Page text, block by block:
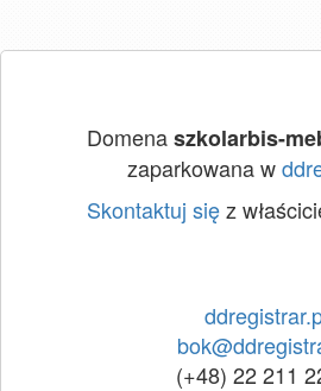
Domenaszkolarbis-
zaparkowana w
Skontaktuj sięz
(+48) 22 211